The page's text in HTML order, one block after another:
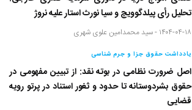
تحلیل رأی پیلدگوویچ و سیا نورث استار علیه نروژ
۱۴۰۴-۰۴-۱۸ - سید محمدامین علوی شهری
یادداشت حقوق جزا و جرم شناسی
اصل ضرورت نظامی در بوته نقد: از تبیین مفهومی در
حقوق بشردوستانه تا حدود و ثغور استناد در پرتو رویه
قضایی